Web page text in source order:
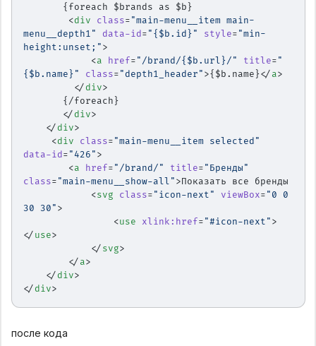
       {foreach $brands as $b}
        <
div class="main-menu__item main-
menu__depth1" data-id="{$b.id}" style="min-
height:unset;">
            <
a href="/brand/{$b.url}/" title="
{$b.name}" class="depth1_header">{$b.name}</a>
         </
div>
       {/foreach}
       </
div>
    </
div>
     <
div class="main-menu__item selected"
data-id="426">
        <
a href="/brand/" title="Бренды"
class="main-menu__show-all">Показать все бренды
            <
svg class="icon-next" viewBox="0 0
30 30">
                <
use xlink:href="#icon-next">
</use>
            </
svg>
        </
a>
    </
div
</div>
после кода